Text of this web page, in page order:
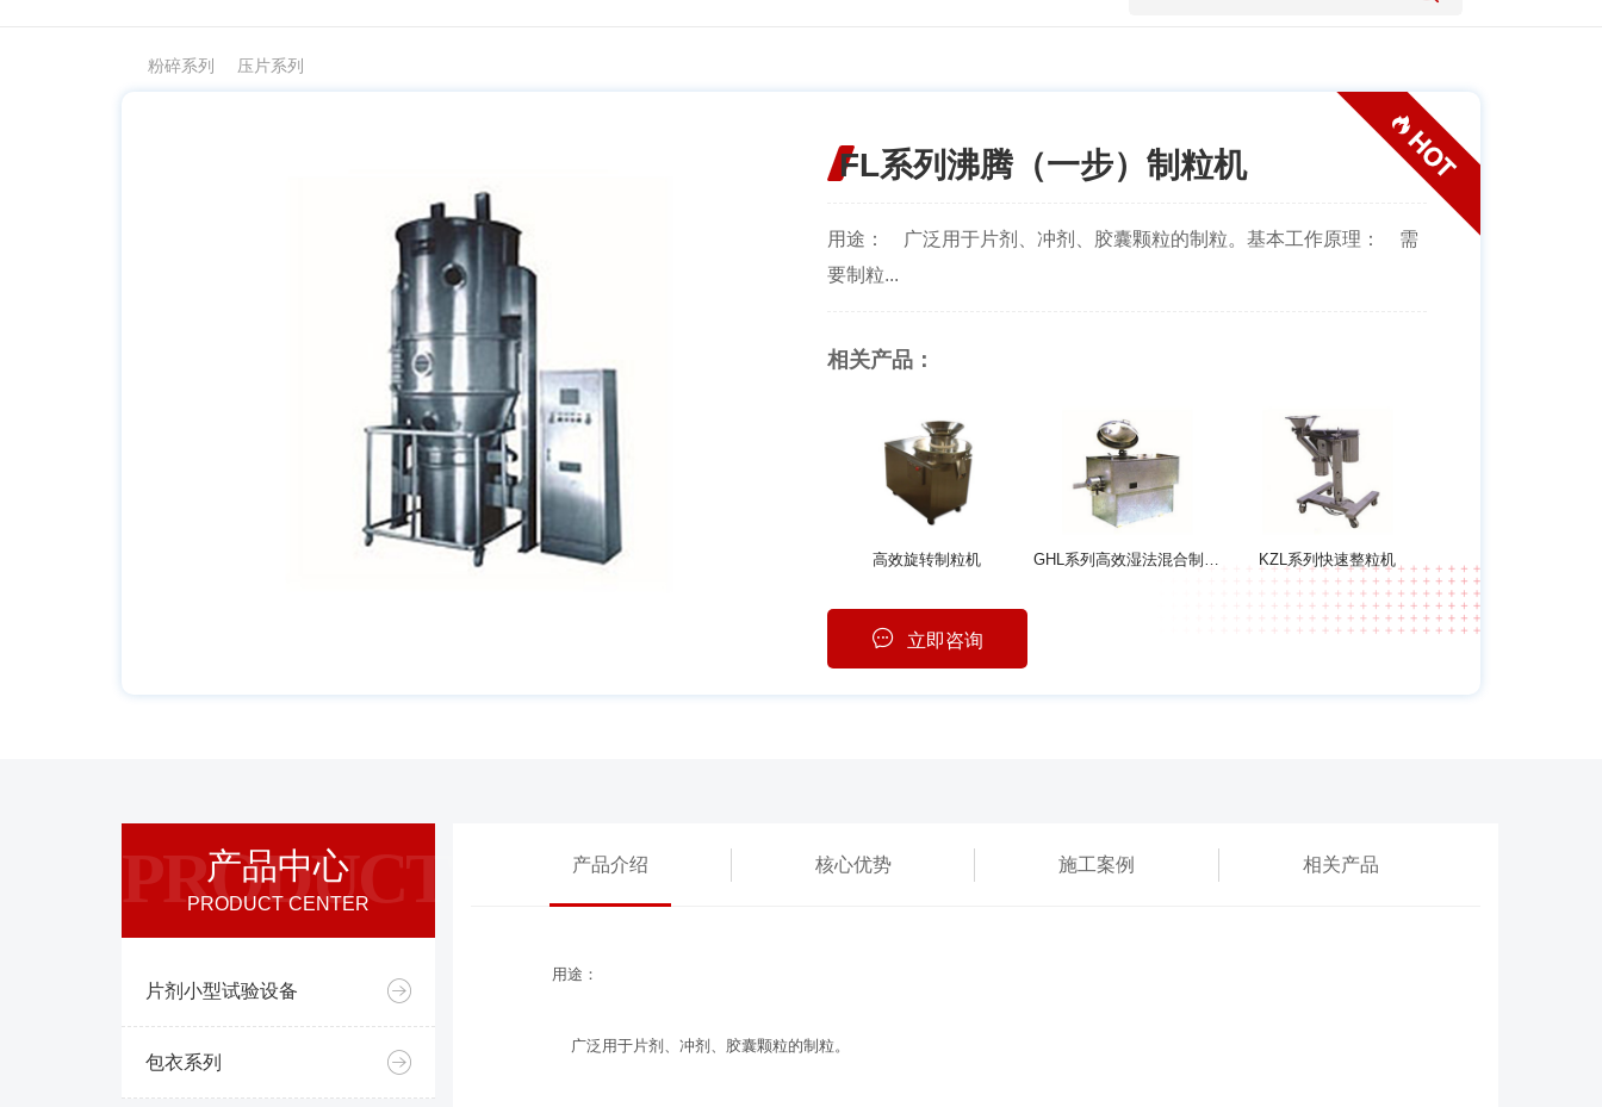
粉碎系列 压片系列
FL系列沸腾（一步）制粒机
用途： 广泛用于片剂、冲剂、胶囊颗粒的制粒。基本工作原理： 需
要制粒...
相关产品：
高效旋转制粒机 GHL系列高效湿法混合制粒机 KZL系列快速整粒机
立即咨询
产品中心
PRODUCT CENTER
PRODUCT
片剂小型试验设备
包衣系列
产品介绍 核心优势 施工案例 相关产品
用途：
广泛用于片剂、冲剂、胶囊颗粒的制粒。